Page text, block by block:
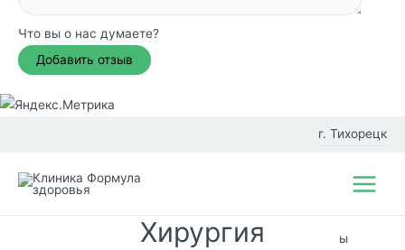
Что вы о нас думаете?
г. Тихорецк
ы
Main
Хирургия